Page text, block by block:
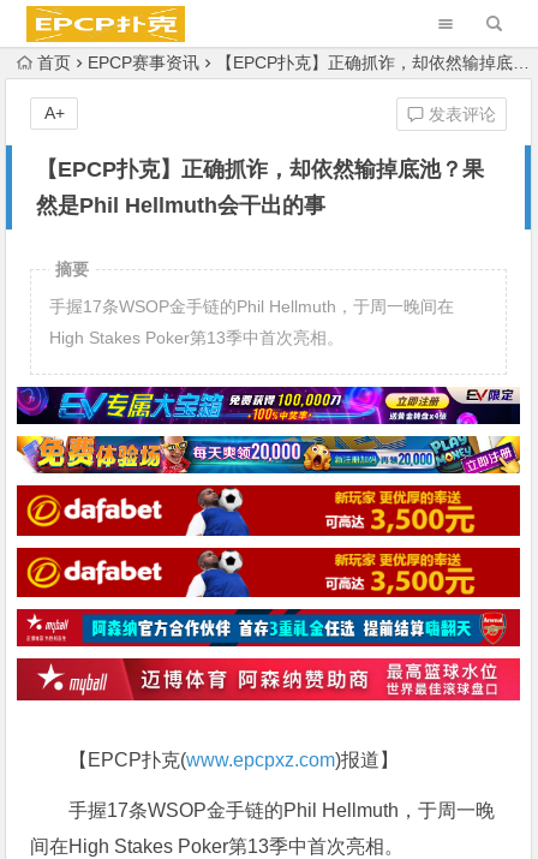
首页 EPCP赛事资讯 【EPCP扑克】正确抓诈，却依然输掉底池？果然是Phil Hellmuth会干出的事
【EPCP扑克】正确抓诈，却依然输掉底池？果
然是Phil Hellmuth会干出的事
发表评论
A+
摘要
手握17条WSOP金手链的Phil Hellmuth，于周一晚间在
High Stakes Poker第13季中首次亮相。
【EPCP扑克(www.epcpxz.com)报道】
手握17条WSOP金手链的Phil Hellmuth，于周一晚
间在High Stakes Poker第13季中首次亮相。